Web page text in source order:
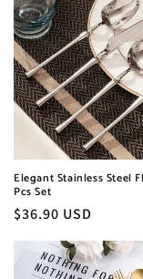
Elegant Stainless Steel
Pcs Set
Prezzo
listino
$36.90 USD